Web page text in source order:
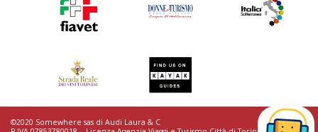
©2020 Somewhere sas di Audi Laura & C